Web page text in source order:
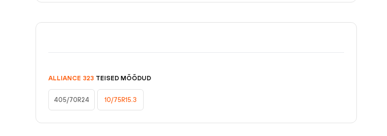
ALLIANCE 323 TEISED MÕÕDUD
405/70R24 10/75R15.3